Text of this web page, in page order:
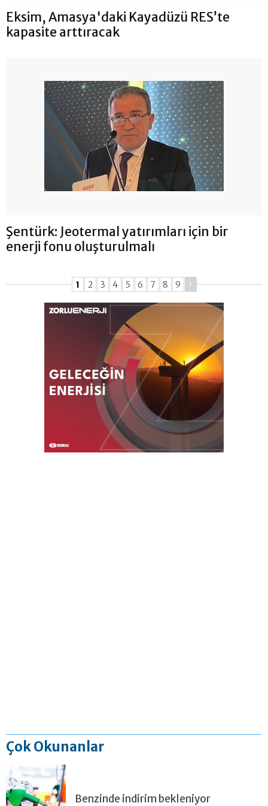
Eksim, Amasya'daki Kayadüzü RES’te
kapasite arttıracak
Şentürk: Jeotermal yatırımları için bir
enerji fonu oluşturulmalı
1 2 3 4 5 6 7 8 9
Çok Okunanlar
Benzinde indirim bekleniyor